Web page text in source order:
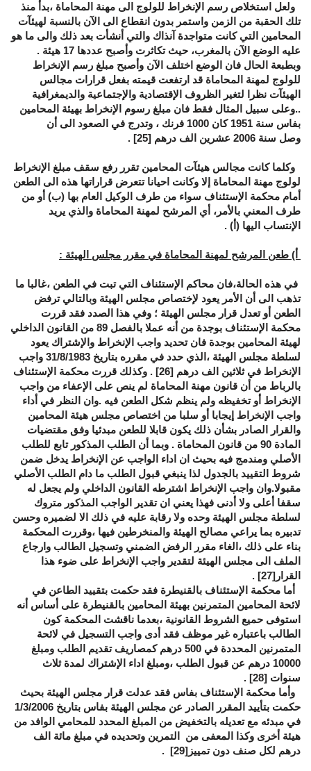
ولعل استخلاص رسم الإنخراط للولوج الى مهنة المحاماة ،بدأ منذ
تلك الحقبة من الزمن واستمر بدون انقطاع الى الآن بالنسبة لهيئآت
المحامين التي كانت متواجدة آنذاك والتي أنشأت بعد ذلك والى ما هو
عليه الوضع الآن بالمغرب، حيث تكاثرت وأصبح عددها 17 هيئة .
وبطبعة الحال فان الوضع اختلف الآن وأصبح مبلغ رسم الإنخراط
للولوج لمهنة المحاماة قد ارتفعت قيمته بفعل قرارات مجالس
الهيئآت نظرا لتغير الظروف الإقتصادية والإجتماعية والديمغرافية
..وعلى سبيل المثال فقط فان مبلغ رسوم الإنخراط بهيئة المحامين
بفاس سنة 1951 كان 1000 فرنك ، وتدرج في الصعود الى أن
وصل سنة 2006 عشرين الف درهم
[25]
.
وكلما كانت مجالس هيئآت المحامين تقرر رفع سقف مبلغ الإنخراط
لولوج مهنة المحاماة إلا وكانت احيانا تتعرض قراراتها هذه الى الطعن
أمام محكمة الإستئناف سواء من طرف الوكيل العام بها (ب) أو من
طرف المعني بالأمر، أي المرشح لمهنة المحاماة والذي يريد
الإنتساب اليها (أ) .
أ) طعن المرشح لمهنة المحاماة في مقرر مجلس الهيئة :
في هذه الحالة،فان محاكم الإستئناف التي تبت في الطعن ،غالبا ما
تذهب الى أن الأمر يعود لإختصاص مجلس الهيئة وبالتالي ترفض
الطعن أو تعدل قرار مجلس الهيئة ؛ وفي هذا الصدد فقد قررت
محكمة الإستئناف بوجدة من أنه عملا بالفصل 89 من القانون الداخلي
لهيئة المحامين بوجدة فان تحديد واجب الإنخراط والإشتراك يعود
لسلطة مجلس الهيئة ،الذي حدد في مقرره بتاريخ 31/8/1983 واجب
الإنخراط في ثلاثين الف درهم [26] . وكذلك قررت محكمة الإستئناف
بالرباط من أن قانون مهنة المحاماة لم ينص على الإعفاء من واجب
الإنخراط أو تخفيظه ولم ينظم شكل الطعن فيه .وان النظر في أداء
واجب الإنخراط إيجابا أو سلبا من اختصاص مجلس هيئة المحامين
والقرار الصادر بشأن ذلك يكون قابلا للطعن مبدئيا وفق مقتضيات
المادة 90 من قانون المحاماة . وبما أن الطلب المذكور تابع للطلب
الأصلي ومندمج فيه بحيث ان اداء الواجب عن الإنخراط يدخل ضمن
شروط التقييد بالجدول لذا ينبغي قبول الطلب ما دام الطلب الأصلي
مقبولا.وان واجب الإنخراط اشترطه القانون الداخلي ولم يجعل له
سقفا أعلى ولا أدنى فهذا يعني ان تقدير الواجب المذكور متروك
لسلطة مجلس الهيئة وحده ولا رقابة عليه في ذلك الا لضميره وحسن
تدبيره بما يراعي مصالح الهيئة والمنخرطين فيها ،وقررت المحكمة
بناء على ذلك ،الغاء مقرر الرفض الضمني وتسجيل الطالب وارجاع
الملف الى مجلس الهيئة لتقدير واجب الإنخراط على ضوء هذا
القرار [27]
.
أما محكمة الإستئناف بالقنيطرة فقد حكمت بتقييد الطاعن في
لائحة المحامين المتمرنين بهيئة المحامين بالقنيطرة على أساس أنه
استوفى حميع الشروط القانونية ،بعدما ناقشت المحكمة كون
الطالب باعتباره غير موظف فقد أدى واجب التسجيل في لائحة
المتمرنين المحددة في 500 درهم كمصاريف تقديم الطلب ومبلغ
10000 درهم عن قبول الطلب ،ومبلغ اداء الإشتراك لمدة ثلاث
سنوات [28]
.
وأما محكمة الإستئناف بفاس فقد عدلت قرار مجلس الهيئة بحيث
حكمت بتأييد المقرر الصادر عن مجلس الهيئة بفاس بتاريخ 1/3/2006
في مبدئه مع تعديله بالتخفيض من المبلغ المحدد للمحامي الوافد من
هيئة أخرى وكذا المعفى من التمرين وتحديده في مبلغ مائة الف
درهم لكل صنف دون تمييز [29]
.